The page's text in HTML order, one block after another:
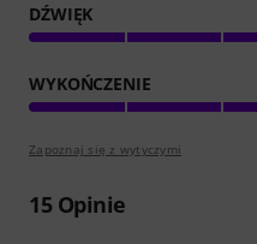
DŹWIĘK
WYKOŃCZENIE
Zapoznaj się z wytyczymi
15Opinie